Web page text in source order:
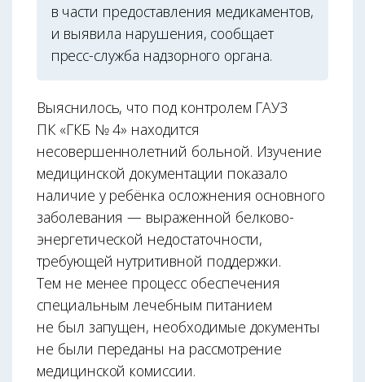
в части предоставления медикаментов,
и выявила нарушения, сообщает
пресс-служба надзорного органа.
Выяснилось, что под контролем ГАУЗ
ПК «ГКБ № 4» находится
несовершеннолетний больной. Изучение
медицинской документации показало
наличие у ребёнка осложнения основного
заболевания — выраженной белково-
энергетической недостаточности,
требующей нутритивной поддержки.
Тем не менее процесс обеспечения
специальным лечебным питанием
не был запущен, необходимые документы
не были переданы на рассмотрение
медицинской комиссии.